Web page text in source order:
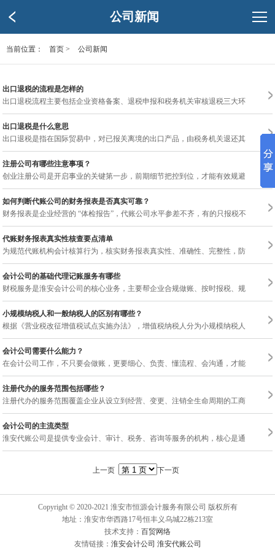
公司新闻
当前位置： 首页 > 公司新闻
出口退税的流程是怎样的
出口退税流程主要包括企业资格备案、退税申报和税务机关审核退税三大环节，企
出口退税是什么意思
出口退税是指在国际贸易中，对已报关离境的出口产品，由税务机关退还其在出
注册公司有哪些注意事项？
创业注册公司是开启事业的关键第一步，前期细节把控到位，才能有效规避工商
如何判断代账公司的财务报表是否真实可靠？
财务报表是企业经营的 “体检报告”，代账公司水平参差不齐，有的只报税不做账
‌代账财务报表真实性核查要点清单
为规范代账机构会计核算行为，核实财务报表真实性、准确性、完整性，防范账
会计公司的基础代理记账服务有哪些
财税服务是淮安会计公司的核心业务，主要帮企业合规做账、按时报税、规避税务
小规模纳税人和一般纳税人的区别有哪些？
根据《营业税改征增值税试点实施办法》，增值税纳税人分为小规模纳税人与一
会计公司需要什么能力？
在会计公司工作，不只要会做账，更要细心、负责、懂流程、会沟通，才能把几
注册代办的服务范围包括哪些？
注册代办的服务范围覆盖企业从设立到经营、变更、注销全生命周期的工商财税
会计公司的主流类型
淮安代账公司是提供专业会计、审计、税务、咨询等服务的机构，核心是通过专业
上一页 下一页
Copyright © 2020-2021 淮安市恒源会计服务有限公司 版权所有
地址：淮安市华西路17号恒丰义乌城22栋213室
技术支持： 百贸网络
友情链接： 淮安会计公司 淮安代账公司